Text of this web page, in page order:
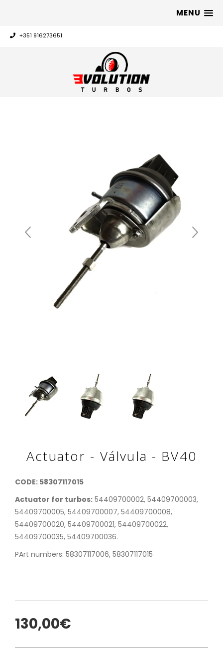
MENU
+351 916273651
Actuator - Válvula - BV40
CODE: 58307117015
Actuator for turbos: 54409700002, 54409700003,
54409700005, 54409700007, 54409700008,
54409700020, 54409700021, 54409700022,
54409700035, 54409700036.
PArt numbers: 58307117006, 58307117015
130,00€